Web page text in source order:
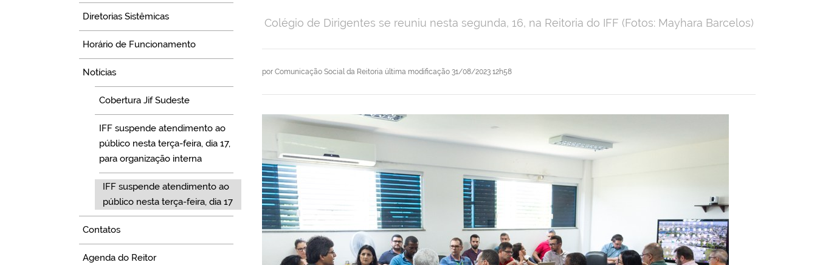
Diretorias Sistêmicas
Horário de Funcionamento
Notícias
Cobertura Jif Sudeste
IFF suspende atendimento ao
público nesta terça-feira, dia 17,
para organização interna
IFF suspende atendimento ao
público nesta terça-feira, dia 17
Contatos
Agenda do Reitor
por Comunicação Social da Reitoria última modificação 31/08/2023 12h58
Colégio de Dirigentes se reuniu nesta segunda, 16, na Reitoria do IFF (Fotos: Mayhara Barcelos)